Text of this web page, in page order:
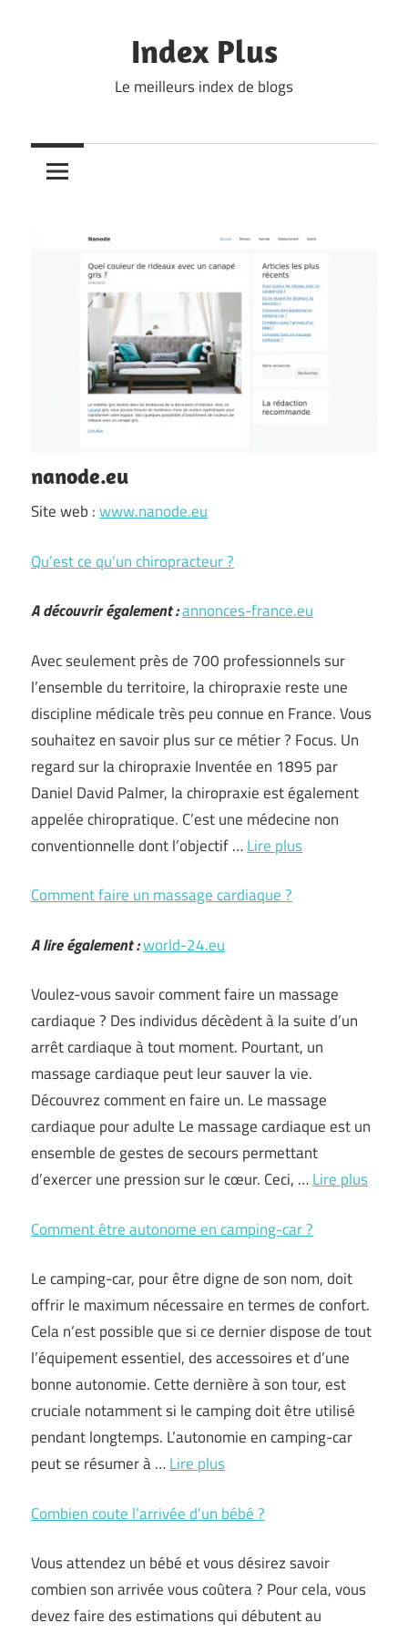
Index Plus
Le meilleurs index de blogs
nanode.eu
Site web :www.nanode.eu
Qu’est ce qu’un chiropracteur ?
A découvrir également :annonces-france.eu
Avec seulement près de 700 professionnels sur
l’ensemble du territoire, la chiropraxie reste une
discipline médicale très peu connue en France. Vous
souhaitez en savoir plus sur ce métier ? Focus. Un
regard sur la chiropraxie Inventée en 1895 par
Daniel David Palmer, la chiropraxie est également
appelée chiropratique. C’est une médecine non
conventionnelle dont l’objectif …Lire plus
Comment faire un massage cardiaque ?
A lire également :world-24.eu
Voulez-vous savoir comment faire un massage
cardiaque ? Des individus décèdent à la suite d’un
arrêt cardiaque à tout moment. Pourtant, un
massage cardiaque peut leur sauver la vie.
Découvrez comment en faire un. Le massage
cardiaque pour adulte Le massage cardiaque est un
ensemble de gestes de secours permettant
d’exercer une pression sur le cœur. Ceci, …Lire plus
Comment être autonome en camping-car ?
Le camping-car, pour être digne de son nom, doit
offrir le maximum nécessaire en termes de confort.
Cela n’est possible que si ce dernier dispose de tout
l’équipement essentiel, des accessoires et d’une
bonne autonomie. Cette dernière à son tour, est
cruciale notamment si le camping doit être utilisé
pendant longtemps. L’autonomie en camping-car
peut se résumer à …Lire plus
Combien coute l’arrivée d’un bébé ?
Vous attendez un bébé et vous désirez savoir
combien son arrivée vous coûtera ? Pour cela, vous
devez faire des estimations qui débutent au